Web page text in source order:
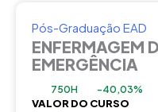
Pós-Graduação EAD
ENFERMAGEM
EMERGÊNCIA
750H -40,03%
VALOR DO CURSO